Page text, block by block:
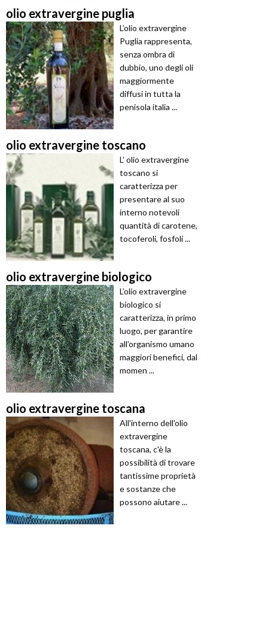
olio extravergine puglia
L’olio extravergine
Puglia rappresenta,
senza ombra di
dubbio, uno degli oli
maggiormente
diffusi in tutta la
penisola italia ...
olio extravergine toscano
L’ olio extravergine
toscano si
caratterizza per
presentare al suo
interno notevoli
quantità di carotene,
tocoferoli, fosfoli ...
olio extravergine biologico
L’olio extravergine
biologico si
caratterizza, in primo
luogo, per garantire
all’organismo umano
maggiori benefici, dal
momen ...
olio extravergine toscana
All'interno dell'olio
extravergine
toscana, c'è la
possibilità di trovare
tantissime proprietà
e sostanze che
possono aiutare ...